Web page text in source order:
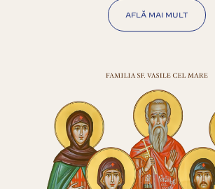
AFLĂ MAI MULT